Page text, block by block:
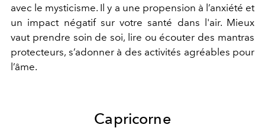
avec le mysticisme. I l y a une propension à l ’anxiété et
un impact négatif sur votre santé dans l'air. Mieux
vautprendre soin de soi, lire ou écouter des mantras
protecteurs, s’adonner à des activités agréables pour
’âme.
Capricorne